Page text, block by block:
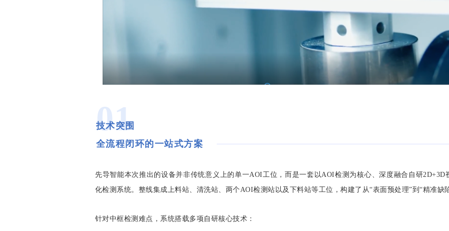
01
技术突围
全流程闭环的一站式方案
先导智能本次推出的设备并非传统意义上的单一AOI工位，而是一套以AOI检测为核心、深度融合自研
化检测系统。整线集成上料站、清洗站、两个AOI检测站以及下料站等工位，构建了从“表面预处理”到“精准缺
针对中框检测难点，系统搭载多项自研核心技术：